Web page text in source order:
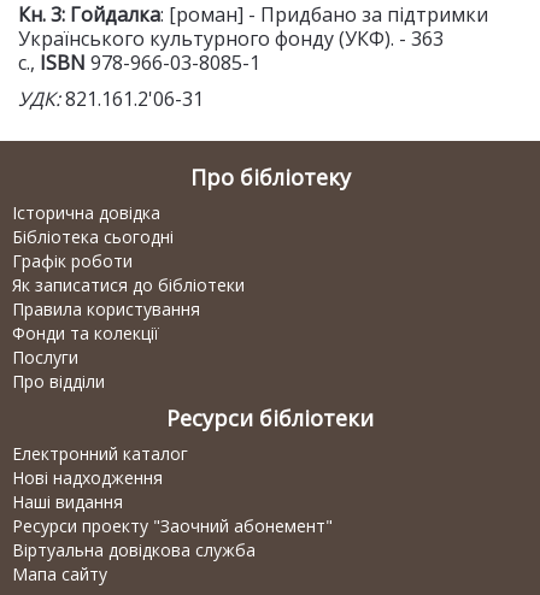
Кн. 3: Гойдалка: [роман] - Придбано за підтримки
Українського культурного фонду (УКФ). - 363
с., ISBN 978-966-03-8085-1
УДК:821.161.2'06-31
Про бібліотеку
Історична довідка
Бібліотека сьогодні
Графік роботи
Як записатися до бібліотеки
Правила користування
Фонди та колекції
Послуги
Про відділи
Ресурси бібліотеки
Електронний каталог
Нові надходження
Наші видання
Ресурси проекту "Заочний абонемент"
Віртуальна довідкова служба
Мапа сайту